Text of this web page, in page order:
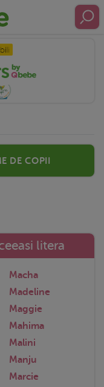
de copii
litera
Macha
Madeline
Maggie
Mahima
Malini
Manju
Marcie